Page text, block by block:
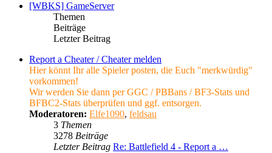
[WBKS] GameServer
Themen
Beiträge
Letzter Beitrag
Report a Cheater / Cheater melden
Hier könnt Ihr alle Spieler posten, die Euch "merkwürdig"
vorkommen!
Wir werden Sie dann per GGC / PBBans / BF3-Stats und
BFBC2-Stats überprüfen und ggf. entsorgen.
Moderatoren: Elfe1090, feldsau
3 Themen
3278 Beiträge
Letzter Beitrag Re: Battlefield 4 - Report a …